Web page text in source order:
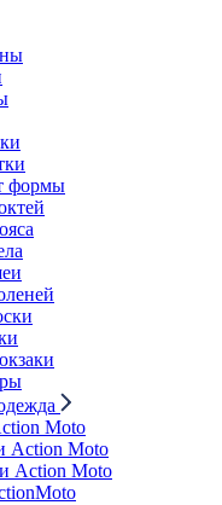
формы
Moto
Action Moto
Action Moto